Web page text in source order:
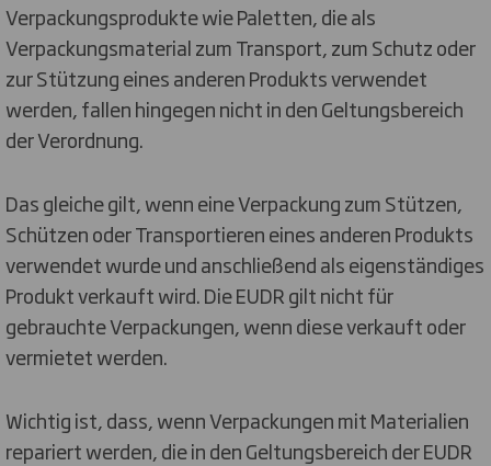
Verpackungsprodukte wie Paletten, die als
Verpackungsmaterial zum Transport, zum Schutz oder
zur Stützung eines anderen Produkts verwendet
werden, fallen hingegen nicht in den Geltungsbereich
der Verordnung.
Das gleiche gilt, wenn eine Verpackung zum Stützen,
Schützen oder Transportieren eines anderen Produkts
verwendet wurde und anschließend als eigenständiges
Produkt verkauft wird. Die EUDR gilt nicht für
gebrauchte Verpackungen, wenn diese verkauft oder
vermietet werden.
Wichtig ist, dass, wenn Verpackungen mit Materialien
repariert werden, die in den Geltungsbereich der EUDR